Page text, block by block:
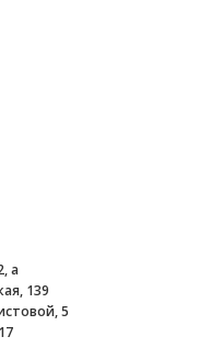
а
139
5